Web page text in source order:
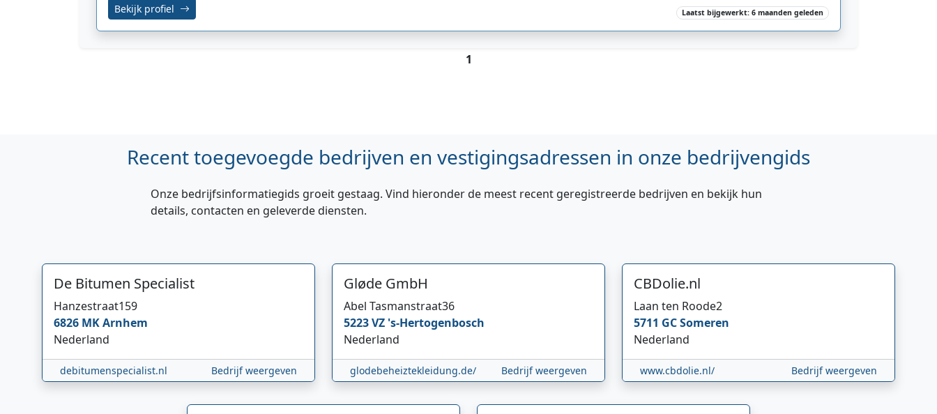
Bekijk profiel Laatst bijgewerkt: 6 maanden geleden
1
Recent toegevoegde bedrijven en vestigingsadressen in onze bedrijvengids
Onze bedrijfsinformatiegids groeit gestaag. Vind hieronder de meest recent geregistreerde bedrijven en bekijk hun
details, contacten en geleverde diensten.
De Bitumen Specialist
Hanzestraat159
6826 MKArnhem
Nederland
debitumenspecialist.nl Bedrijf weergeven
Gløde GmbH
Abel Tasmanstraat36
5223 VZ 's-Hertogenbosch
Nederland
glodebeheiztekleidung.de/ Bedrijf weergeven
CBDolie.nl
Laan ten Roode2
5711 GCSomeren
Nederland
www.cbdolie.nl/ Bedrijf weergeven